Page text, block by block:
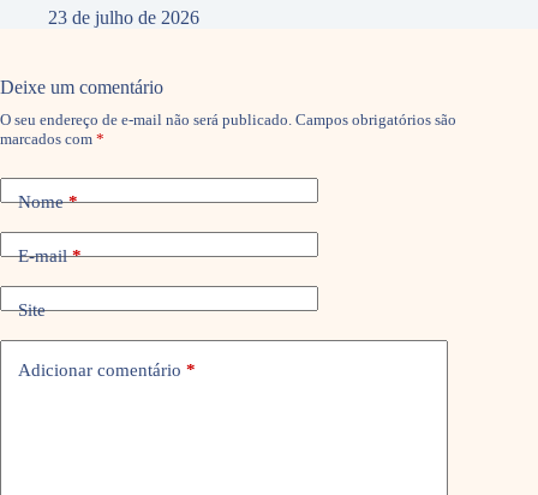
23 de julho de 2026
Deixe um comentário
O seu endereço de e-mail não será publicado. Campos obrigatórios são
marcados com *
Nome*
E-mail*
Site
Adicionar comentário *